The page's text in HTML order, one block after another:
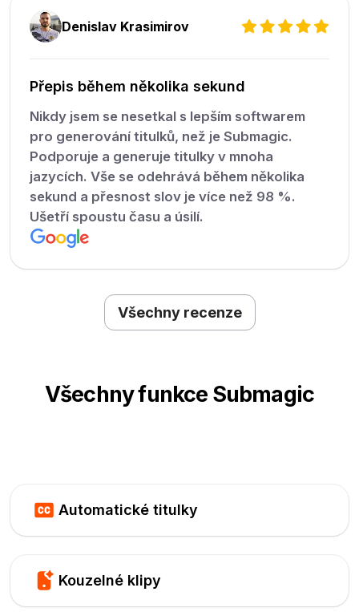
Denislav Krasimirov
Přepis během několika sekund
Nikdy jsem se nesetkal s lepším softwarem
pro generování titulků, než je Submagic.
Podporuje a generuje titulky v mnoha
jazycích. Vše se odehrává během několika
sekund a přesnost slov je více než 98 %.
Ušetří spoustu času a úsilí.
Všechny recenze
Všechny funkce Submagic
Automatické titulky
Kouzelné klipy